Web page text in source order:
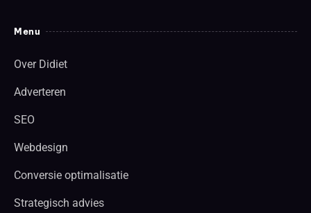
Menu
Over Didiet
Adverteren
SEO
Webdesign
Conversie optimalisatie
Strategisch advies